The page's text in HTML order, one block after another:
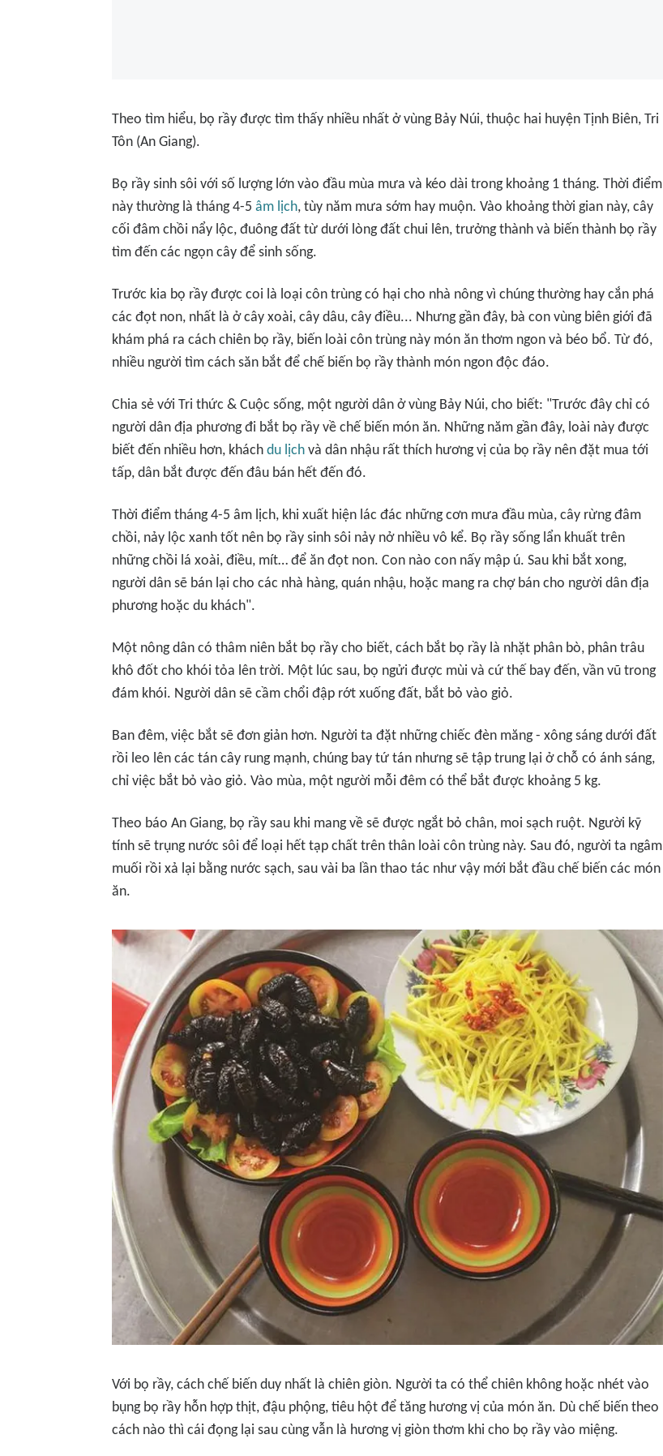
Theo tìm hiểu, bọ rầy được tìm thấy nhiều nhất ở vùng Bảy Núi, thuộc hai huyện Tịnh Biên, Tri
Tôn (An Giang).
Bọ rầy sinh sôi với số lượng lớn vào đầu mùa mưa và kéo dài trong khoảng 1 tháng. Thời điểm
này thường là tháng 4-5 âm lịch, tùy năm mưa sớm hay muộn. Vào khoảng thời gian này, cây
cối đâm chồi nẩy lộc, đuông đất từ dưới lòng đất chui lên, trưởng thành và biến thành bọ rầy
tìm đến các ngọn cây để sinh sống.
Trước kia bọ rầy được coi là loại côn trùng có hại cho nhà nông vì chúng thường hay cắn phá
các đọt non, nhất là ở cây xoài, cây dâu, cây điều... Nhưng gần đây, bà con vùng biên giới đã
khám phá ra cách chiên bọ rầy, biến loài côn trùng này món ăn thơm ngon và béo bổ. Từ đó,
nhiều người tìm cách săn bắt để chế biến bọ rầy thành món ngon độc đáo.
Chia sẻ với Tri thức & Cuộc sống, một người dân ở vùng Bảy Núi, cho biết: "Trước đây chỉ có
người dân địa phương đi bắt bọ rầy về chế biến món ăn. Những năm gần đây, loài này được
biết đến nhiều hơn, khách du lịch và dân nhậu rất thích hương vị của bọ rầy nên đặt mua tới
tấp, dân bắt được đến đâu bán hết đến đó.
Thời điểm tháng 4-5 âm lịch, khi xuất hiện lác đác những cơn mưa đầu mùa, cây rừng đâm
chồi, nảy lộc xanh tốt nên bọ rầy sinh sôi nảy nở nhiều vô kể. Bọ rầy sống lẩn khuất trên
những chồi lá xoài, điều, mít… để ăn đọt non. Con nào con nấy mập ú. Sau khi bắt xong,
người dân sẽ bán lại cho các nhà hàng, quán nhậu, hoặc mang ra chợ bán cho người dân địa
phương hoặc du khách".
Một nông dân có thâm niên bắt bọ rầy cho biết, cách bắt bọ rầy là nhặt phân bò, phân trâu
khô đốt cho khói tỏa lên trời. Một lúc sau, bọ ngửi được mùi và cứ thế bay đến, vần vũ trong
đám khói. Người dân sẽ cầm chổi đập rớt xuống đất, bắt bỏ vào giỏ.
Ban đêm, việc bắt sẽ đơn giản hơn. Người ta đặt những chiếc đèn măng - xông sáng dưới đất
rồi leo lên các tán cây rung mạnh, chúng bay tứ tán nhưng sẽ tập trung lại ở chỗ có ánh sáng,
chỉ việc bắt bỏ vào giỏ. Vào mùa, một người mỗi đêm có thể bắt được khoảng 5 kg.
Theo báo An Giang, bọ rầy sau khi mang về sẽ được ngắt bỏ chân, moi sạch ruột. Người kỹ
tính sẽ trụng nước sôi để loại hết tạp chất trên thân loài côn trùng này. Sau đó, người ta ngâm
muối rồi xả lại bằng nước sạch, sau vài ba lần thao tác như vậy mới bắt đầu chế biến các món
ăn.
Với bọ rầy, cách chế biến duy nhất là chiên giòn. Người ta có thể chiên không hoặc nhét vào
bụng bọ rầy hỗn hợp thịt, đậu phộng, tiêu hột để tăng hương vị của món ăn. Dù chế biến theo
cách nào thì cái đọng lại sau cùng vẫn là hương vị giòn thơm khi cho bọ rầy vào miệng.